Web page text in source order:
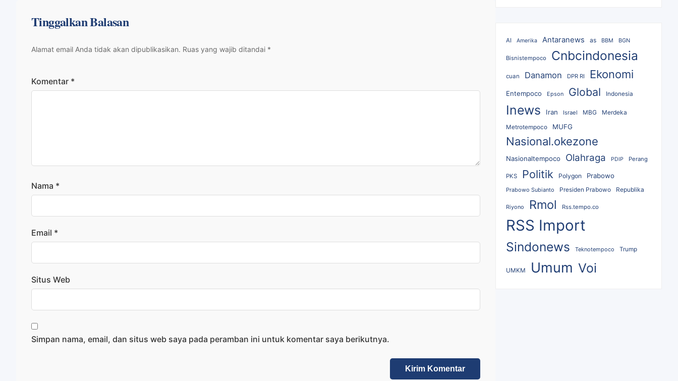
Tinggalkan Balasan
Alamat email Anda tidak akan dipublikasikan. Ruas yang wajib ditandai *
Komentar *
Nama *
Email *
Situs Web
Simpan nama, email, dan situs web saya pada peramban ini untuk komentar saya berikutnya.
AI Amerika Antaranews as BBM BGN
Bisnistempoco Cnbcindonesia
cuan Danamon DPR RI Ekonomi
Entempoco Epson Global Indonesia
Inews Iran Israel MBG Merdeka
Metrotempoco MUFG
Nasional.okezone
Nasionaltempoco Olahraga PDIP Perang
PKS Politik Polygon Prabowo
Prabowo Subianto Presiden Prabowo Republika
Riyono Rmol Rss.tempo.co
RSS Import
Sindonews Teknotempoco Trump
UMKM Umum Voi